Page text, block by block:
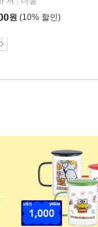
원 (10% 할인)